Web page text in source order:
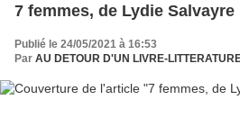
7 femmes, de Lydie Salvayre
Publié le 24/05/2021 à 16:53
Par AU DETOUR D'UN LIVRE-